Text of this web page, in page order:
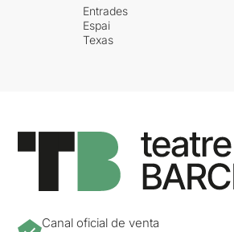
Entrades
Espai
Texas
Canal oficial de venta